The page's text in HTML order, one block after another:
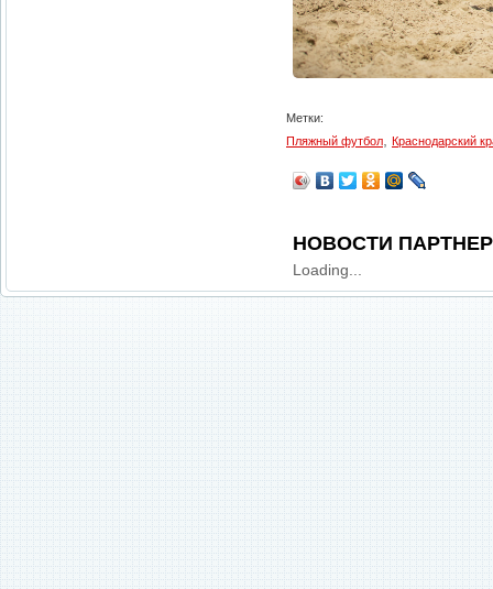
Метки:
Пляжный футбол, Краснодарский
НОВОСТИ
Loading...